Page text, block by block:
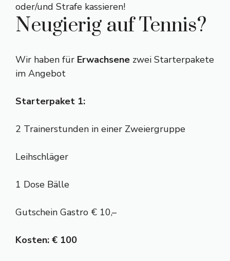
oder/und Strafe kassieren!
Neugierig auf Tennis?
Wir haben für Erwachsene zwei Starterpakete
im Angebot
Starterpaket 1:
2 Trainerstunden in einer Zweiergruppe
Leihschläger
1 Dose Bälle
Gutschein Gastro € 10,–
Kosten: € 100